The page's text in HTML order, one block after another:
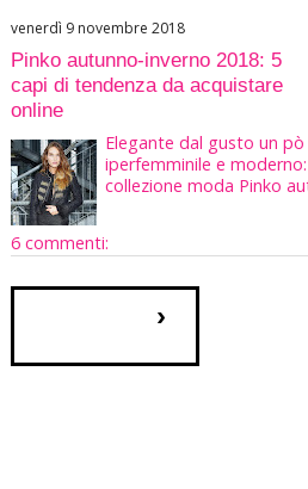
venerdì 9 novembre 2018
Pinko autunno-inverno 2018: 5
capi di tendenza da acquistare
online
Elegante dal gusto un
iperfemminile e
collezione moda Pinko
6 commenti:
›